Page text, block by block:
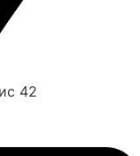
42